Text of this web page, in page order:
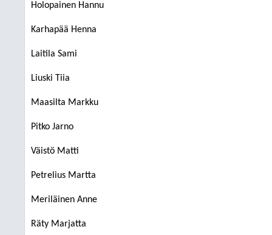
Holopainen Hannu
Karhapää Henna
Laitila Sami
Liuski Tiia
Maasilta Markku
Pitko Jarno
Väistö Matti
Petrelius Martta
Meriläinen Anne
Räty Marjatta